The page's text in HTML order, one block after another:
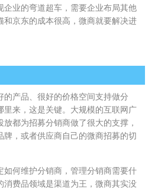
企业的弯道超车，需要企业布局其他
和京东的成本很高，微商就要解决进
的产品、很好的价格空间支持做分
里来，这是关键。大规模的互联网广
都为招募分销商做了很大的支撑，
牌，或者供应商自己的微商招募的切
如何维护分销商，管理分销商需要什
消费品领域是渠道为王，微商其实没